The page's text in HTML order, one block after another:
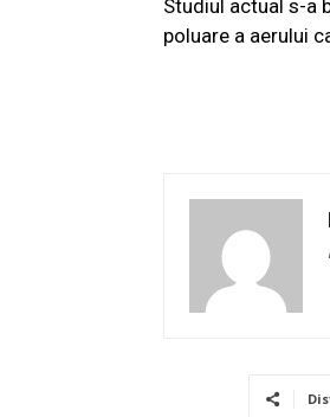
Studiul actual s-a
poluare a aerului